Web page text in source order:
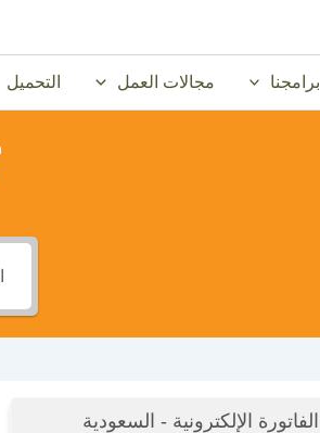
برامجنا مجالات العمل التحميل
الفاتورة الإلكترونية - السعودية